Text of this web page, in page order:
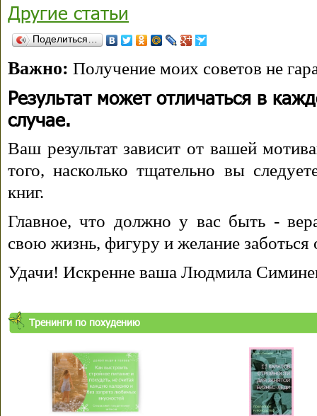
Другие статьи
Поделиться…
Важно: Получение моих советов не
Результат может отличаться в
случае.
Ваш результат зависит от вашей
того, насколько тщательно вы
книг.
Главное, что должно у вас быть -
свою жизнь, фигуру и желание заботься
Удачи! Искренне ваша Людмила
Тренинги по похудению